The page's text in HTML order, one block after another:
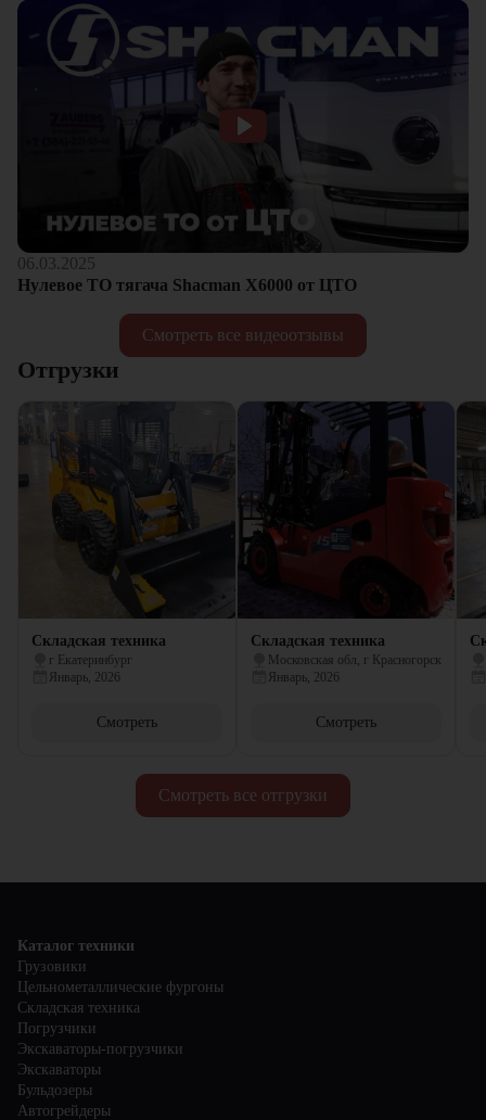
Смотреть все видеоотзывы
06.03.2025
Нулевое ТО тягача Shacman Х6000 от ЦТО
Смотреть все отгрузки
Отгрузки
Складская техника
г Екатеринбург
Январь, 2026
Смотреть
Складская техника
Московская обл, г Красногорск
Январь, 2026
Смотреть
Каталог техники
Грузовики
Цельнометаллические фургоны
Складская техника
Погрузчики
Экскаваторы-погрузчики
Экскаваторы
Бульдозеры
Автогрейдеры